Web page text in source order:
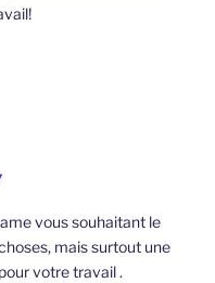
vous souhaitant le
mais surtout une
votre travail .